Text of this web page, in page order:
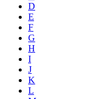
D
E
F
G
H
I
J
K
L